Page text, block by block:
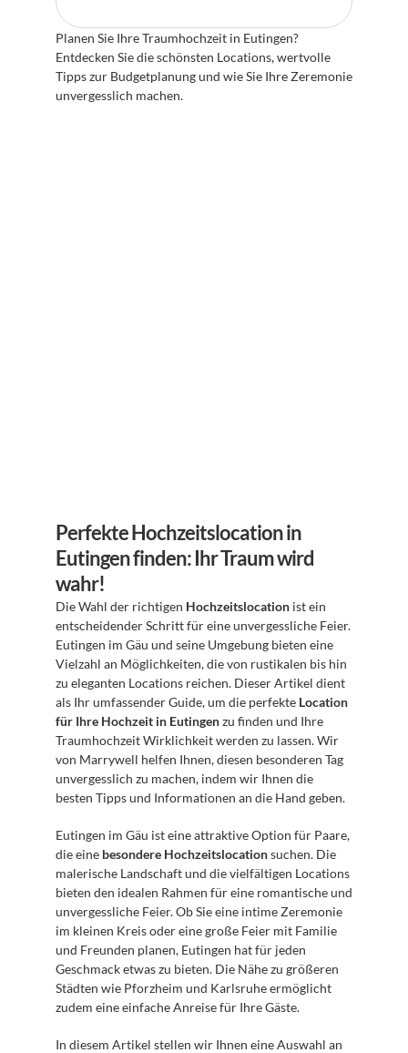
Planen Sie Ihre Traumhochzeit in Eutingen?
Entdecken Sie die schönsten Locations, wertvolle
Tipps zur Budgetplanung und wie Sie Ihre Zeremonie
unvergesslich machen.
Perfekte Hochzeitslocation in
Eutingen finden: Ihr Traum wird
wahr!
Die Wahl der richtigen Hochzeitslocation ist ein
entscheidender Schritt für eine unvergessliche Feier.
Eutingen im Gäu und seine Umgebung bieten eine
Vielzahl an Möglichkeiten, die von rustikalen bis hin
zu eleganten Locations reichen. Dieser Artikel dient
als Ihr umfassender Guide, um die perfekte Location
für Ihre Hochzeit in Eutingen zu finden und Ihre
Traumhochzeit Wirklichkeit werden zu lassen. Wir
von Marrywell helfen Ihnen, diesen besonderen Tag
unvergesslich zu machen, indem wir Ihnen die
besten Tipps und Informationen an die Hand geben.
Eutingen im Gäu ist eine attraktive Option für Paare,
die eine besondere Hochzeitslocation suchen. Die
malerische Landschaft und die vielfältigen Locations
bieten den idealen Rahmen für eine romantische und
unvergessliche Feier. Ob Sie eine intime Zeremonie
im kleinen Kreis oder eine große Feier mit Familie
und Freunden planen, Eutingen hat für jeden
Geschmack etwas zu bieten. Die Nähe zu größeren
Städten wie Pforzheim und Karlsruhe ermöglicht
zudem eine einfache Anreise für Ihre Gäste.